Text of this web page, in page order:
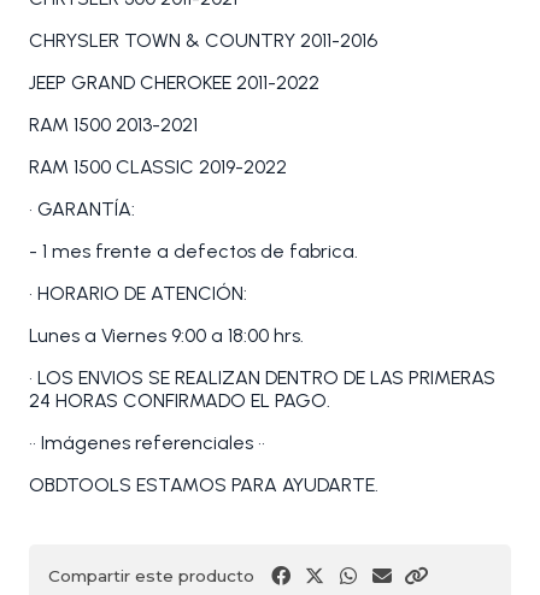
CHRYSLER TOWN & COUNTRY 2011-2016
JEEP GRAND CHEROKEE 2011-2022
RAM 1500 2013-2021
RAM 1500 CLASSIC 2019-2022
• GARANTÍA:
- 1 mes frente a defectos de fabrica.
• HORARIO DE ATENCIÓN:
Lunes a Viernes 9:00 a 18:00 hrs.
• LOS ENVIOS SE REALIZAN DENTRO DE LAS PRIMERAS
24 HORAS CONFIRMADO EL PAGO.
•• Imágenes referenciales ••
OBDTOOLS ESTAMOS PARA AYUDARTE.
Compartir este producto